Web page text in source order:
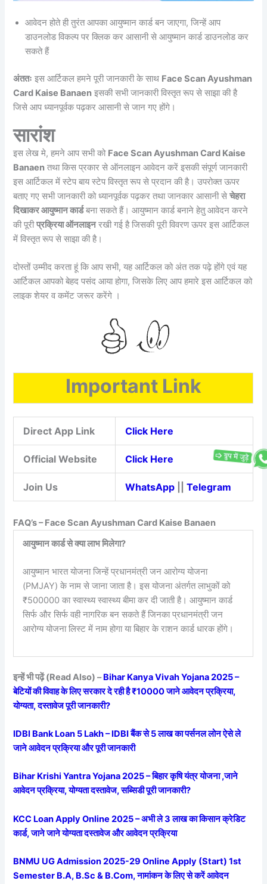
आवेदन होते ही तुरंत आपका आयुष्मान कार्ड बन जाएगा, जिन्हें आप
डाउनलोड विकल्प पर क्लिक कर आसानी से आयुष्मान कार्ड डाउनलोड कर
सकते हैं
अंततः इस आर्टिकल हमने पूरी जानकारी के साथ Face Scan Ayushman
Card Kaise Banaen इसकी सभी जानकारी विस्तृत रूप से साझा की है
जिसे आप ध्यानपूर्वक पढ़कर आसानी से जान गए होंगे।
सारांश
इस लेख मे, हमने आप सभी को Face Scan Ayushman Card Kaise
Banaen तथा किस प्रकार से ऑनलाइन आवेदन करें इसकी संपूर्ण जानकारी
इस आर्टिकल में स्टेप बाय स्टेप विस्तृत रूप से प्रदान की है। उपरोक्त ऊपर
बताए गए सभी जानकारी को ध्यानपूर्वक पढ़कर तथा जानकार आसानी सेचेहरा
दिखाकर आयुष्मान कार्डबना सकते हैं। आयुष्मान कार्ड बनाने हेतु आवेदन करने
की पूरीप्रक्रिया ऑनलाइनरखी गई है जिसकी पूरी विवरण ऊपर इस आर्टिकल
में विस्तृत रूप से साझा की है।
दोस्तों उम्मीद करता हूं कि आप सभी, यह आर्टिकल को अंत तक पढ़े होंगे एवं यह
आर्टिकल आपको बेहद पसंद आया होगा, जिसके लिए आप हमारे इस आर्टिकल को
लाइक शेयर व कमेंट जरूर करेंगे ।
Important Link
Direct App Link Click Here
Official Website Click Here
Join Us WhatsApp ||Telegram
FAQ’s – Face Scan Ayushman Card Kaise Banaen
आयुष्मान कार्ड से क्या लाभ मिलेगा?
आयुष्मान भारत योजना जिन्हें प्रधानमंत्री जन आरोग्य योजना
(PMJAY) के नाम से जाना जाता है। इस योजना अंतर्गत लाभुकों को
₹500000 का स्वास्थ्य स्वास्थ्य बीमा कर दी जाती है। आयुष्मान कार्ड
सिर्फ और सिर्फ वही नागरिक बन सकते हैं जिनका प्रधानमंत्री जन
आरोग्य योजना लिस्ट में नाम होगा या बिहार के राशन कार्ड धारक होंगे।
इन्हें भी पढ़ें (Read Also) –Bihar Kanya Vivah Yojana 2025 –
बेटियों की विवाह के लिए सरकार दे रही है ₹10000 जाने आवेदन प्रक्रिया,
योग्यता, दस्तावेज पूरी जानकारी?
IDBI Bank Loan 5 Lakh – IDBI बैंक से 5 लाख का पर्सनल लोन ऐसे ले
जाने आवेदन प्रक्रिया और पूरी जानकारी
Bihar Krishi Yantra Yojana 2025 – बिहार कृषि यंत्र योजना ,जाने
आवेदन प्रक्रिया, योग्यता दस्तावेज, सब्सिडी पूरी जानकारी?
KCC Loan Apply Online 2025 – अभी ले 3 लाख का किसान क्रेडिट
कार्ड, जाने जाने योग्यता दस्तावेज और आवेदन प्रक्रिया
BNMU UG Admission 2025-29 Online Apply (Start) 1st
Semester B.A, B.Sc & B.Com, नामांकन के लिए से करें आवेदन